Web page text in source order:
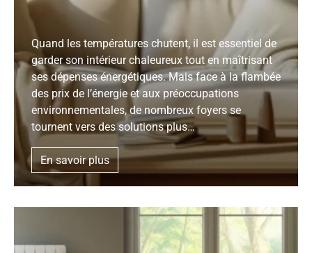
Quand les températures chutent, il est essentiel de
garder son intérieur chaleureux tout en maîtrisant
ses dépenses énergétiques. Mais face à la flambée
des prix de l’énergie et aux préoccupations
environnementales, de nombreux foyers se
tournent vers des solutions plus…
En savoir plus